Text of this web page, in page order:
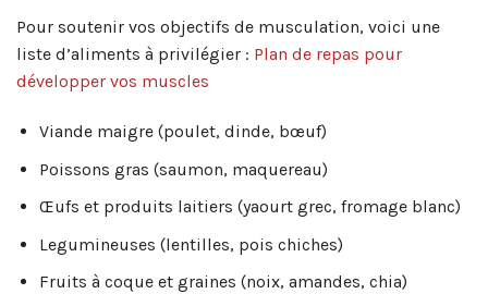
Pour soutenir vos objectifs de musculation, voici une
liste d’aliments à privilégier : Plan de repas pour
développer vos muscles
Viande maigre (poulet, dinde, bœuf)
Poissons gras (saumon, maquereau)
Œufs et produits laitiers (yaourt grec, fromage blanc)
Legumineuses (lentilles, pois chiches)
Fruits à coque et graines (noix, amandes, chia)